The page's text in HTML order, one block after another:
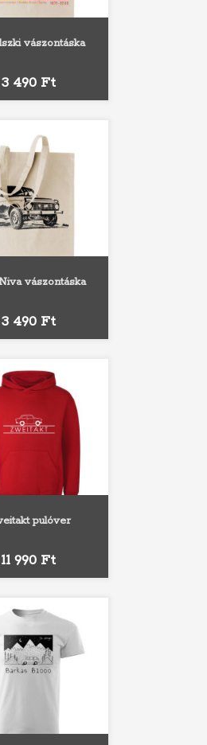
vászontáska
Ár
3 490 Ft
vászontáska
Ár
3 490 Ft
pulóver
Ár
11 990 Ft